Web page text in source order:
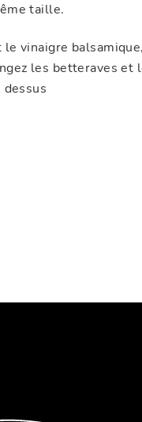
taille.
vinaigre
les betteraves et